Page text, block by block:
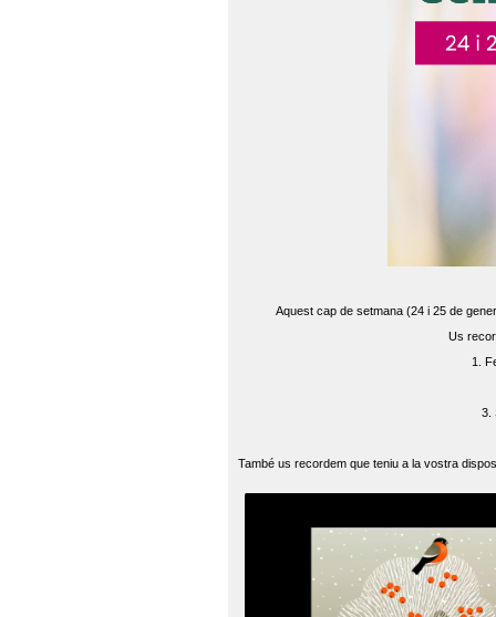
Aquest cap de setmana (24 i 25 de
Us
1.
3.
També us recordem que teniu a la vostra